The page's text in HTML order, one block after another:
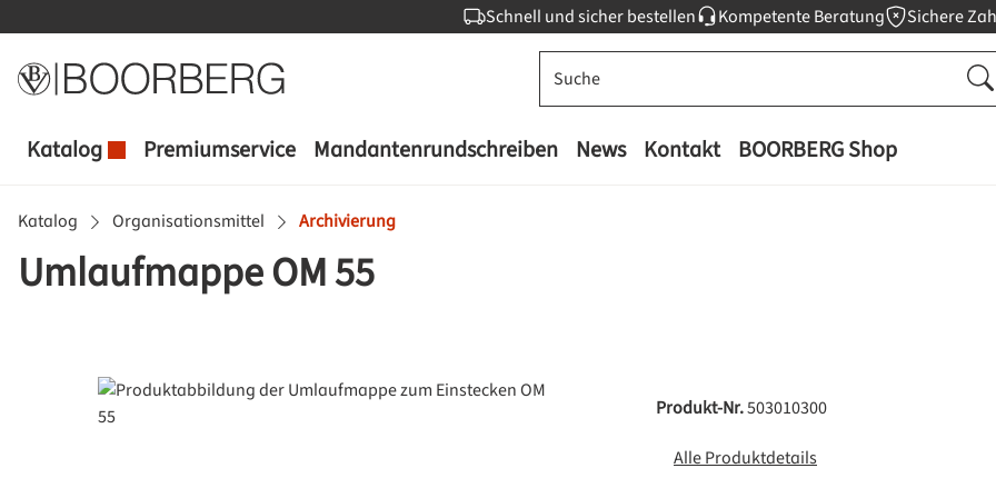
Schnell und sicher bestellen Kompetente Beratung Sichere
Katalog Premiumservice Mandantenrundschreiben News Kontakt BOORBERG Shop
Katalog Organisationsmittel Archivierung
Umlaufmappe OM 55
Bildergalerie überspringen
Produkt-Nr.503010300
Alle Produktdetails